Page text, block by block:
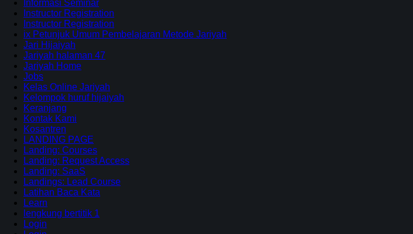
Informasi Seminar
Instructor Registration
Instructor Registration
ix Petunjuk Umum Pembelajaran Metode Jariyah
Jari Hijaiyah
Jariyah halaman 47
Jariyah Home
Jobs
Kelas Online Jariyah
Kelompok huruf hijaiyah
Keranjang
Kontak Kami
Kosantren
LANDING PAGE
Landing: Courses
Landing: Request Access
Landing: SaaS
Landings: Lead Course
Latihan Baca Kata
Learn
lengkung bertitik 1
Login